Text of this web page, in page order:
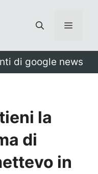
Menu
di google news
la
di
in